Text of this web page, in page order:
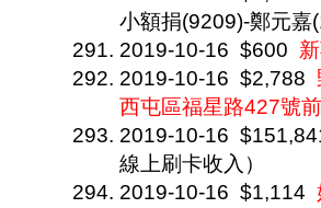
小額捐(9209)-鄭元嘉
2019-10-16 $600
2019-10-16 $2,788
西屯區福星路427號
2019-10-16
線上刷卡收入）
2019-10-16 $1,114